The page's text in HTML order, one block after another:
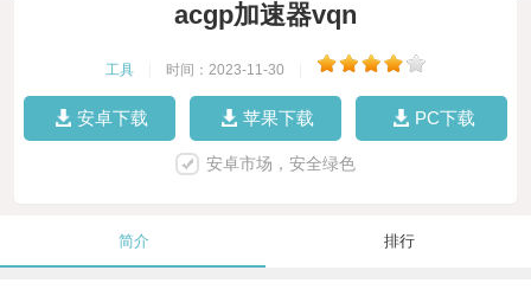
acgp加速器vqn
工具 时间：2023-11-30
安卓下载 苹果下载 PC下载
安卓市场，安全绿色
简介 排行